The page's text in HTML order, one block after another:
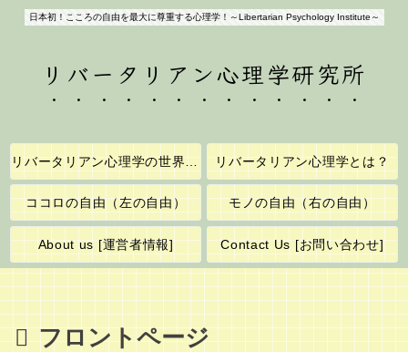
日本初！こころの自由を最大に尊重する心理学！～Libertarian Psychology Institute～
リバータリアン心理学研究所
リバータリアン心理学の世界へようこそ！ リバータリアン心理学とは？
ココロの自由（左の自由） モノの自由（右の自由）
About us [運営者情報] Contact Us [お問い合わせ]
フロントページ